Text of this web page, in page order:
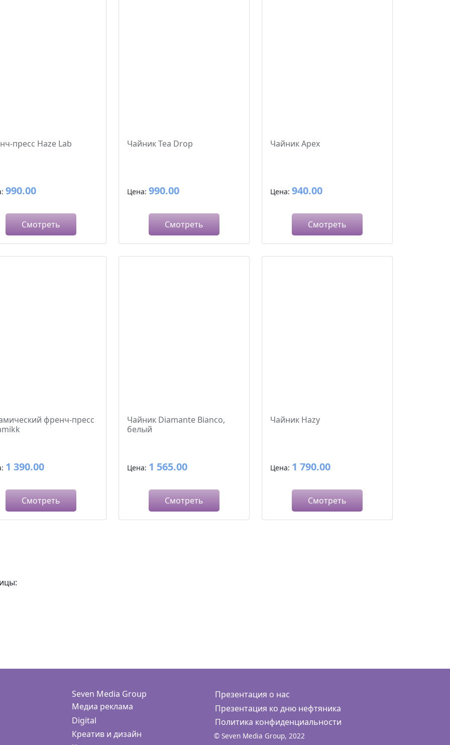
пресс Haze Lab
990.00
Смотреть
Чайник Tea Drop
Цена: 990.00
Смотреть
Чайник Apex
Цена: 940.00
Смотреть
френч-пресс
1 390.00
Смотреть
Чайник Diamante Bianco,
белый
Цена: 1 565.00
Смотреть
Чайник Hazy
Цена: 1 790.00
Смотреть
Seven Media Group
Медиа реклама
Digital
Креатив и дизайн
Презентация о нас
Презентация ко дню нефтяника
Политика конфиденциальности
© Seven Media Group, 2022